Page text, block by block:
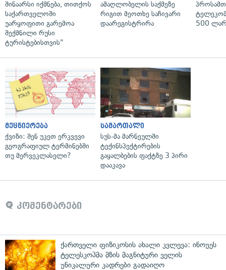
შინაარსი იქმნება, თითქოს
საქართველოში
უარყოფითი გარემოა
შექმნილი რუსი
ტურისტებისთვის"
ამაღლობელის საქმეზე
რიგით მეოთხე საჩივარი
დაარეგისტრირა
500
მეცნიერება
ქვიზი: შენ უკეთ ერკვევი
გეოგრაფიულ ტერმინებში
თუ მერვეკლასელი?
სამართალი
სუს-მა მარნეულში
ტექინსპექტირების
გაყალბების ფაქტზე 3 პირი
დააკავა
კომენტარები
ქართველი ფიზიკოსის ახალი კვლევა: ინოუეს
ტელესკოპმა მზის მაგნიტური ველის
უნიკალური კადრები გადაიღო